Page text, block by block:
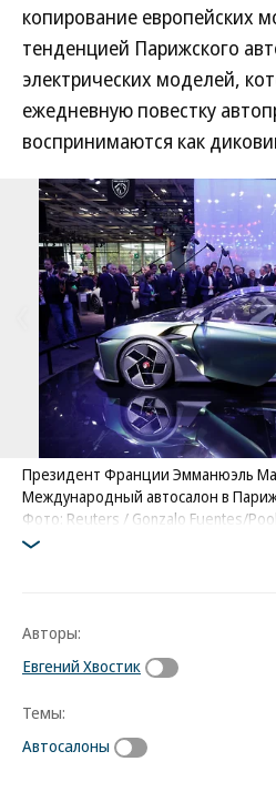
копирование европейских
тенденцией Парижского
электрических моделей,
ежедневную повестку
воспринимаются как
Президент Франции Эмманюэль
Международный автосалон в
Фото: Reuters / Gonzalo Fuentes/Pool
Авторы:
Евгений Хвостик
Темы:
Автосалоны